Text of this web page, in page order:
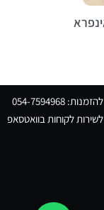
להזמנות: 054-7594968
לשירות לקוחות בוואטסאפ